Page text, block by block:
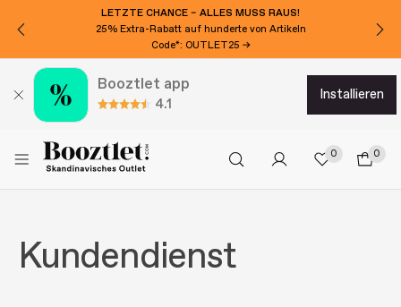
LETZTE CHANCE – ALLES MUSS RAUS!
25% Extra-Rabatt auf hunderte von Artikeln
Code*: OUTLET25 →
Booztlet app
4.1
installieren
0 0
Kundendienst